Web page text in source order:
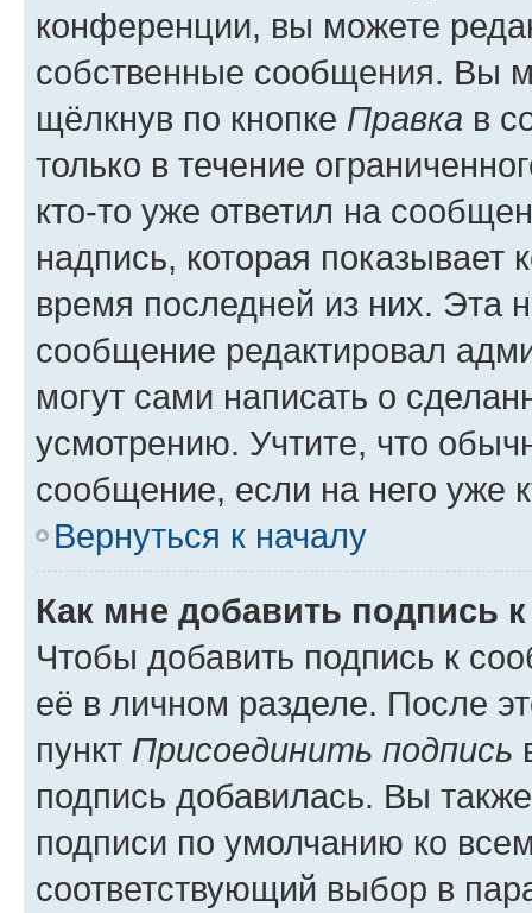
конференции, вы можете
собственные сообщения. Вы
щёлкнув по кнопке Правка в
только в течение
кто-то уже ответил на
надпись, которая показывает
время последней из них. Эта
сообщение редактировал
могут сами написать о
усмотрению. Учтите, что
сообщение, если на него уже
Вернуться к началу
Как мне добавить подпись
Чтобы добавить подпись к
её в личном разделе. После
пункт Присоединить подпись
подпись добавилась. Вы
подписи по умолчанию ко
соответствующий выбор в